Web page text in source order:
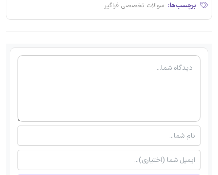
برچسب‌ها: سوالات تخصصی فراگیر